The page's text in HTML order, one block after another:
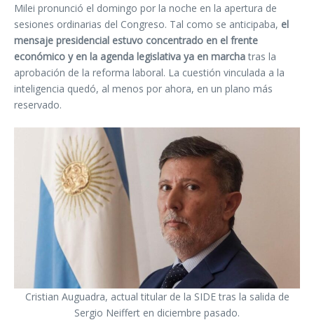
Milei pronunció el domingo por la noche en la apertura de
sesiones ordinarias del Congreso. Tal como se anticipaba, el
mensaje presidencial estuvo concentrado en el frente
económico y en la agenda legislativa ya en marchatras la
aprobación de la reforma laboral. La cuestión vinculada a la
inteligencia quedó, al menos por ahora, en un plano más
reservado.
Cristian Auguadra, actual titular de la SIDE tras la salida de
Sergio Neiffert en diciembre pasado.